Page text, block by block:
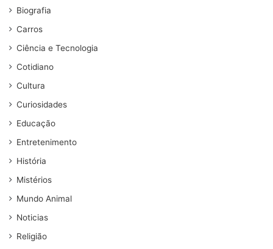
Biografia
Carros
Ciência e Tecnologia
Cotidiano
Cultura
Curiosidades
Educação
Entretenimento
História
Mistérios
Mundo Animal
Noticias
Religião